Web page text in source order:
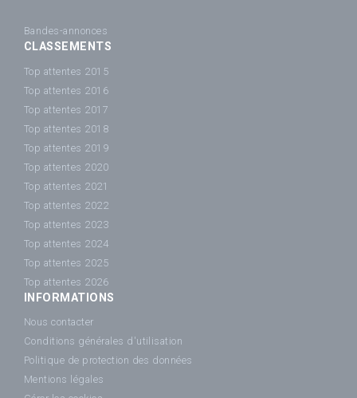
Bandes-annonces
CLASSEMENTS
Top attentes 2015
Top attentes 2016
Top attentes 2017
Top attentes 2018
Top attentes 2019
Top attentes 2020
Top attentes 2021
Top attentes 2022
Top attentes 2023
Top attentes 2024
Top attentes 2025
Top attentes 2026
INFORMATIONS
Nous contacter
Conditions générales d'utilisation
Politique de protection des données
Mentions légales